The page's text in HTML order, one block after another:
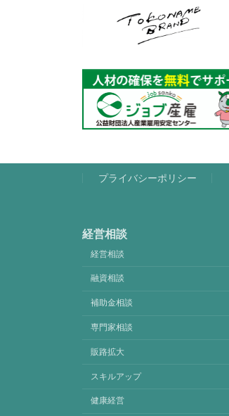
プライバシーポリシー
経営相談
経営相談
融資相談
補助金相談
専門家相談
販路拡大
スキルアップ
健康経営